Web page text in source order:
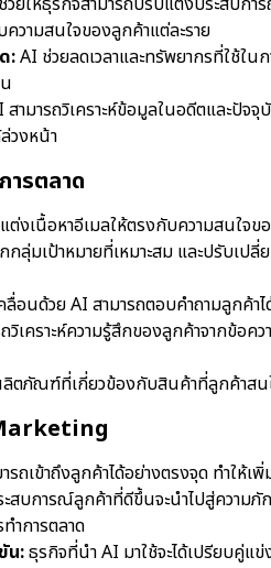
ามสนใจของลูกค้าแต่ละราย
:AI ช่วยลดเวลาและทรัพยากรที่ใช้ใน
สามารถวิเคราะห์ข้อมูลในอดีตและปั
วงหน้า
ารตลาด
งเนื้อหาอีเมลให้ตรงกับความสนใจข
กลุ่มเป้าหมายที่เหมาะสม และปรับเป
อนด้วย AI สามารถตอบคำถามลูกค้าไ
วิเคราะห์ความรู้สึกของลูกค้าจากข้อค
ตภัณฑ์ที่เกี่ยวข้องกับสินค้าที่ลูกค้าสน
รถเข้าถึงลูกค้าได้อย่างตรงจุด ทำให้เ
ะสบการณ์ลูกค้าที่ดีขึ้นจะนำไปสู่ความ
ำการตลาด
น:ธุรกิจที่นำ AI มาใช้จะได้เปรียบคู่แข่